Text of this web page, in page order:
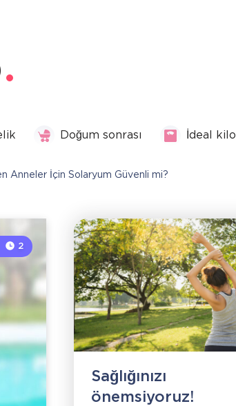
Doğum sonrası İdeal kilo
Anneler İçin Solaryum Güvenli mi?
2
Sağlığınızı
önemsiyoruz!